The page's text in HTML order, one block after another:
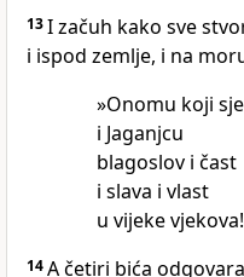
13I začuh kako sve
i ispod zemlje, i na
»Onomu koji
i Jaganjcu
blagoslov i čast
i slava i vlast
u vijeke
14A četiri bića